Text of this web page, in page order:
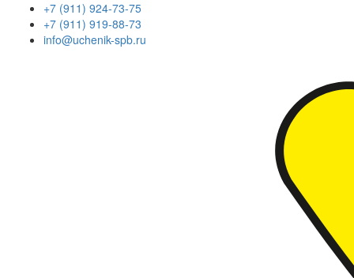
+7 (911) 924-73-75
+7 (911) 919-88-73
info@uchenik-spb.ru